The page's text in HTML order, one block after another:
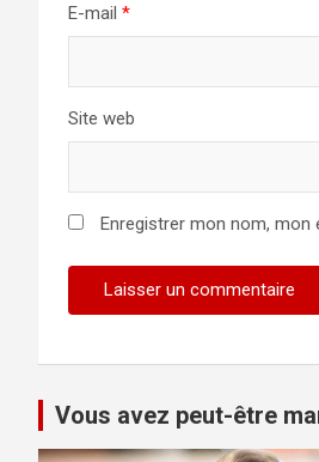
E-mail *
Site web
Enregistrer mon nom,
Vous avez peut-être